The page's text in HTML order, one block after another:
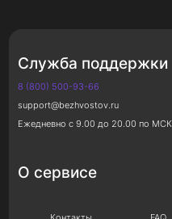
Служба поддержки
8 (800) 500-93-66
support@bezhvostov.ru
Ежедневно с 9.00 до 20.00 по МСК
О сервисе